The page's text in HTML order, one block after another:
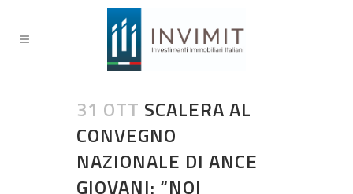
31 OTT SCALERA AL
CONVEGNO
NAZIONALE DI ANCE
GIOVANI: “NOI